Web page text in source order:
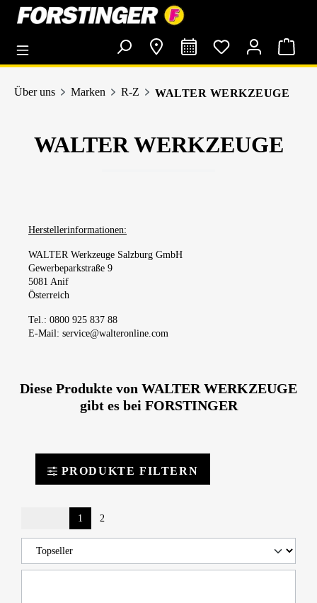
springen
Über uns Marken R-Z WALTER WERKZEUGE
WALTER WERKZEUGE
Herstellerinformationen:
WALTER Werkzeuge Salzburg GmbH
Gewerbeparkstraße 9
5081 Anif
Österreich
Tel.: 0800 925 837 88
E-Mail: service@walteronline.com
Diese Produkte von WALTER WERKZEUGE
gibt es bei FORSTINGER
PRODUKTE FILTERN
1 2